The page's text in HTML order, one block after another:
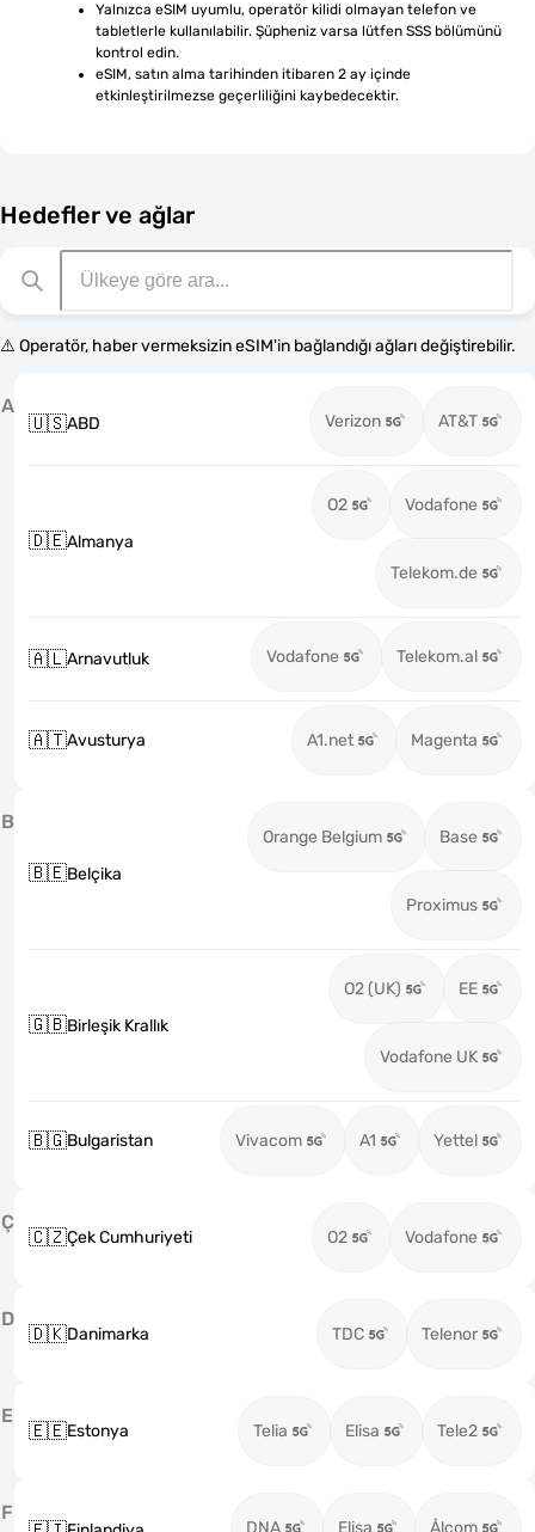
Yalnızca eSIM uyumlu, operatör kilidi olmayan telefon ve
tabletlerle kullanılabilir. Şüpheniz varsa lütfen SSS bölümünü
kontrol edin.
eSIM, satın alma tarihinden itibaren 2 ay içinde
etkinleştirilmezse geçerliliğini kaybedecektir.
Hedefler ve ağlar
⚠️ Operatör, haber vermeksizin eSIM'in bağlandığı ağları değiştirebilir.
A
🇺🇸ABD Verizon AT&T
🇩🇪Almanya
O2 Vodafone
Telekom.de
🇦🇱Arnavutluk Vodafone Telekom.al
🇦🇹Avusturya A1.net Magenta
B
🇧🇪Belçika
Orange Belgium Base
Proximus
🇬🇧Birleşik Krallık
O2 (UK) EE
Vodafone UK
🇧🇬Bulgaristan Vivacom A1 Yettel
Ç
🇨🇿Çek Cumhuriyeti O2 Vodafone
D
🇩🇰Danimarka TDC Telenor
E
🇪🇪Estonya Telia Elisa Tele2
F
DNA Elisa Ålcom